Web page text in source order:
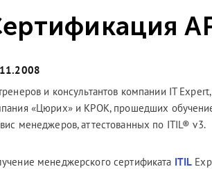
и консультантов компании IT
«Цюрих» и КРОК, прошедших
менеджеров, аттестованных по ITIL® v3.
менеджерского сертификата ITIL